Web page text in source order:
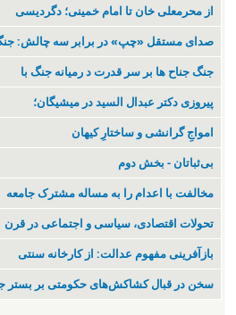
از محرمعلی خان تا امام خمینی؛ دگردیسی
صدای مستقل «چپ» در برابر سه چالش: جنگ
جنگ جناح ها بر سر قدرت د رمیانە جنگ با
پیروزی دکتر عبدال السید در میشیگان؛
‌امواجِ گرانشی و ساختارِ کیهان
بی‌ثباتان - بخش دوم
مخالفت با اعدام را به مساله مشترک جامعه
تحولات اقتصادی، سیاسی و اجتماعی در قرن
بازآفرینی مفهوم عدالت: از کارخانه سنتی
سخن در قبال کشاکش‌های حکومتی بر بستر جنگ